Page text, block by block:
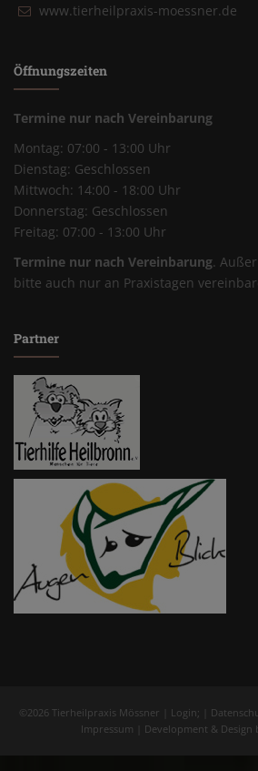
www.tierheilpraxis-moessner.de
Öffnungszeiten
Termine nur nach Vereinbarung
Montag: 07:00 - 13:00 Uhr
Dienstag: Geschlossen
Mittwoch: 14:00 - 18:00 Uhr
Donnerstag: Geschlossen
Freitag: 07:00 - 13:00 Uhr
Termine nur nach Vereinbarung.
bitte auch nur an Praxistagen
Partner
©2026 Tierheilpraxis Mössner | Login; |
Impressum | Development & Design